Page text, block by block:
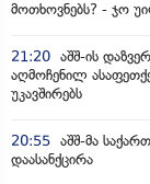
მოთხოვნებს? - ჯო
21:20 აშშ-ის
აღმოჩენილ
უკავშირებს
20:55 აშშ-მა
დაასანქცირა